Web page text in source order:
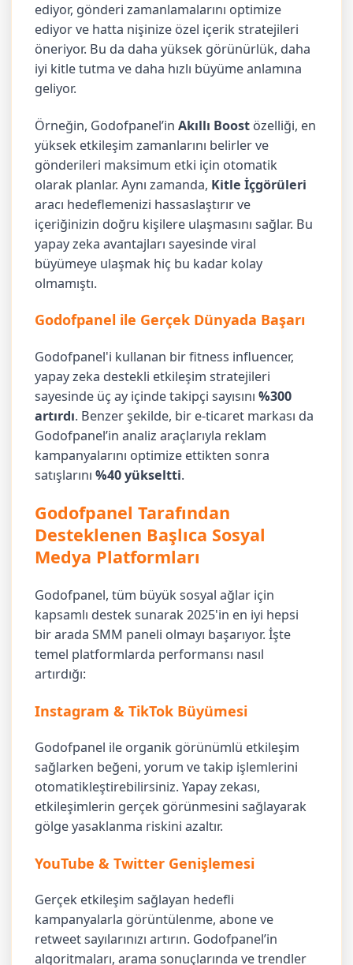
ediyor, gönderi zamanlamalarını optimize
ediyor ve hatta nişinize özel içerik stratejileri
öneriyor. Bu da daha yüksek görünürlük, daha
iyi kitle tutma ve daha hızlı büyüme anlamına
geliyor.
Örneğin, Godofpanel’inAkıllı Boost özelliği, en
yüksek etkileşim zamanlarını belirler ve
gönderileri maksimum etki için otomatik
olarak planlar. Aynı zamanda, Kitle İçgörüleri
aracı hedeflemenizi hassaslaştırır ve
içeriğinizin doğru kişilere ulaşmasını sağlar. Bu
yapay zeka avantajları sayesinde viral
büyümeye ulaşmak hiç bu kadar kolay
olmamıştı.
Godofpanel ile Gerçek Dünyada Başarı
Godofpanel'i kullanan bir fitness influencer,
yapay zeka destekli etkileşim stratejileri
sayesinde üç ay içinde takipçi sayısını%300
artırdı. Benzer şekilde, bir e-ticaret markası da
Godofpanel’in analiz araçlarıyla reklam
kampanyalarını optimize ettikten sonra
satışlarını%40 yükseltti.
Godofpanel Tarafından
Desteklenen Başlıca Sosyal
Medya Platformları
Godofpanel, tüm büyük sosyal ağlar için
kapsamlı destek sunarak 2025'in en iyi hepsi
bir arada SMM paneli olmayı başarıyor. İşte
temel platformlarda performansı nasıl
artırdığı:
Instagram & TikTok Büyümesi
Godofpanel ile organik görünümlü etkileşim
sağlarken beğeni, yorum ve takip işlemlerini
otomatikleştirebilirsiniz. Yapay zekası,
etkileşimlerin gerçek görünmesini sağlayarak
gölge yasaklanma riskini azaltır.
YouTube & Twitter Genişlemesi
Gerçek etkileşim sağlayan hedefli
kampanyalarla görüntülenme, abone ve
retweet sayılarınızı artırın. Godofpanel’in
algoritmaları, arama sonuçlarında ve trendler